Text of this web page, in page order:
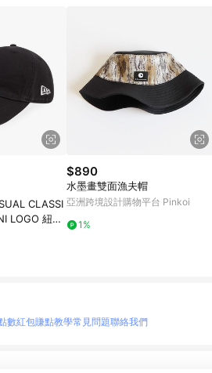
CLASSI
LOGO 紐約
$890
水墨畫雙面漁夫帽
亞洲跨境設計購物平台 Pinkoi
1%
數紅包賺點教學常見問題聯絡我們